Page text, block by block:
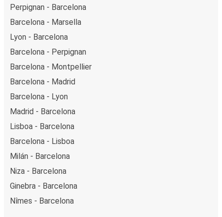
Perpignan - Barcelona
Barcelona - Marsella
Lyon - Barcelona
Barcelona - Perpignan
Barcelona - Montpellier
Barcelona - Madrid
Barcelona - Lyon
Madrid - Barcelona
Lisboa - Barcelona
Barcelona - Lisboa
Milán - Barcelona
Niza - Barcelona
Ginebra - Barcelona
Nîmes - Barcelona